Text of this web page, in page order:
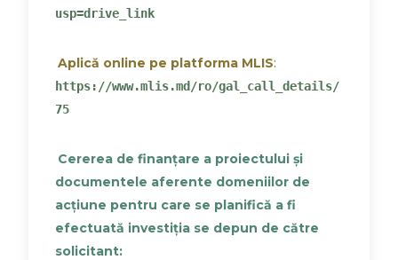
usp=drive_link
Aplică online pe platforma MLIS:
https://www.mlis.md/ro/gal_call_details/
75
Cererea de finanțare a proiectului și
documentele aferente domeniilor de
acțiune pentru care se planifică a fi
efectuată investiția se depun de către
solicitant: